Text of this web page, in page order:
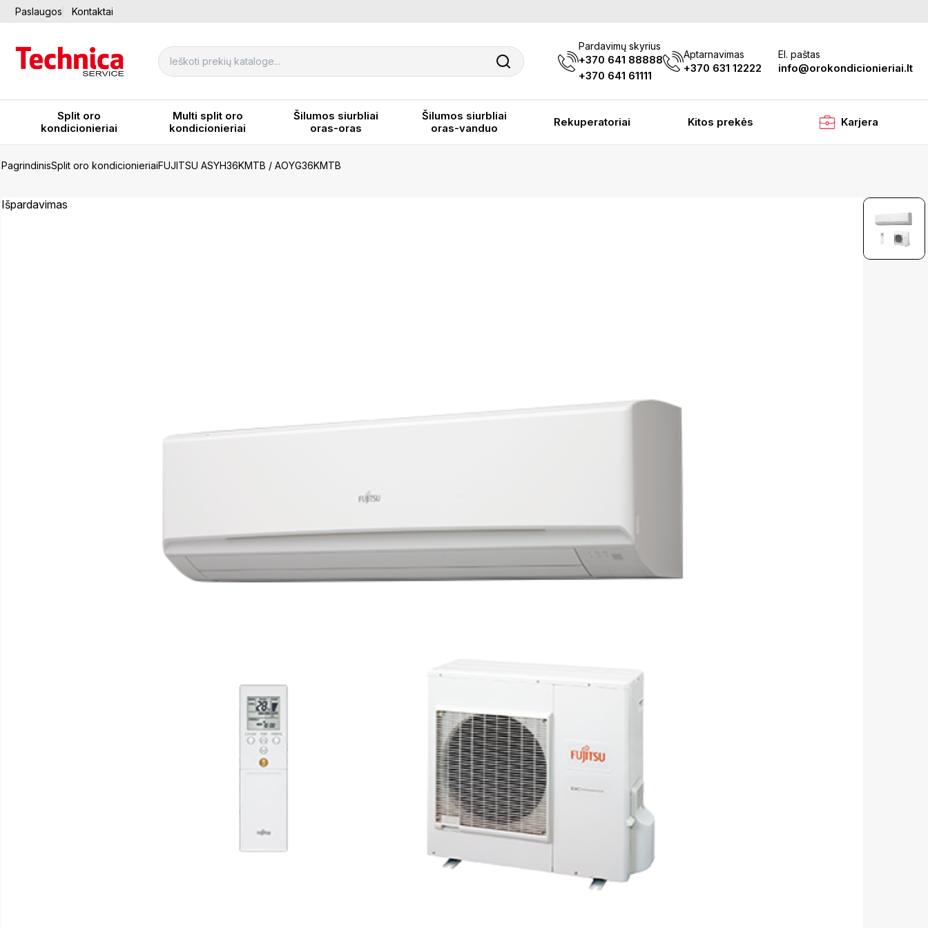
Paslaugos Kontaktai
Pardavimų skyrius
+370 641 88888
+370 641 61111
Aptarnavimas
+370 631 12222
El. paštas
info@orokondicionieriai.lt
Split oro
kondicionieriai
Multi split oro
kondicionieriai
Šilumos siurbliai
oras-oras
Šilumos siurbliai
oras-vanduo
Rekuperatoriai Kitos prekės Karjera
PagrindinisSplit oro kondicionieriaiFUJITSU ASYH36KMTB / AOYG36KMTB
Išpardavimas